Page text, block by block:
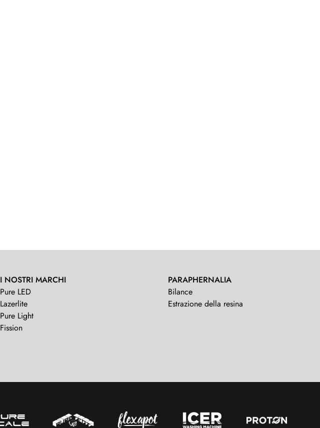
I NOSTRI MARCHI
Pure LED
Lazerlite
Pure Light
Fission
PARAPHERNALIA
Bilance
Estrazione della resina